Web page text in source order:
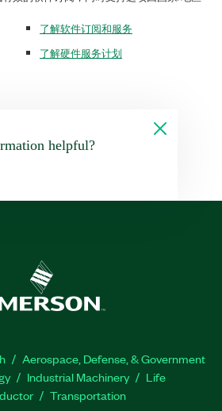
了解软件订阅和服务
了解硬件服务计划
helpful?
Aerospace, Defense, & Government
Industrial Machinery
Life
Transportation